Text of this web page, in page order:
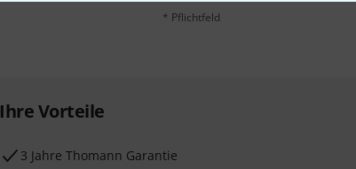
* Pflichtfeld
Ihre Vorteile
3 Jahre Thomann Garantie